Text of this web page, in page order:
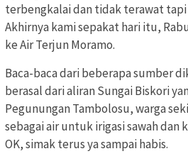
terbengkalai dan tidak terawat
Akhirnya kami sepakat hari itu,
ke Air Terjun Moramo.
Baca-baca dari beberapa sumber
berasal dari aliran Sungai Biskori
Pegunungan Tambolosu, warga
sebagai air untuk irigasi sawah dan
OK, simak terus ya sampai habis.